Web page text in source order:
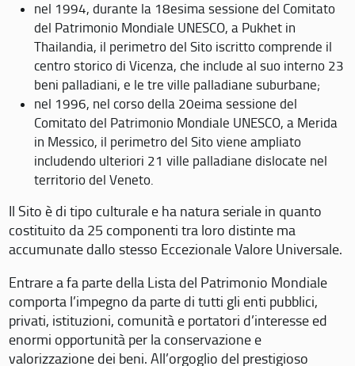
nel 1994, durante la 18esima sessione del Comitato
del Patrimonio Mondiale UNESCO, a Pukhet in
Thailandia, il perimetro del Sito iscritto comprende il
centro storico di Vicenza, che include al suo interno 23
beni palladiani, e le tre ville palladiane suburbane;
nel 1996, nel corso della 20eima sessione del
Comitato del Patrimonio Mondiale UNESCO, a Merida
in Messico, il perimetro del Sito viene ampliato
includendo ulteriori 21 ville palladiane dislocate nel
territorio del Veneto.
Il Sito è di tipo culturale e ha natura seriale in quanto
costituito da 25 componenti tra loro distinte ma
accumunate dallo stesso Eccezionale Valore Universale.
Entrare a fa parte della Lista del Patrimonio Mondiale
comporta l’impegno da parte di tutti gli enti pubblici,
privati, istituzioni, comunità e portatori d’interesse ed
enormi opportunità per la conservazione e
valorizzazione dei beni. All’orgoglio del prestigioso